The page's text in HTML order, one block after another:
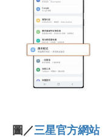
圖／三星官方網站